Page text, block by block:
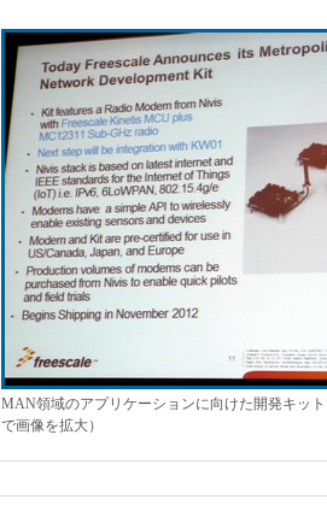
MAN領域のアプリケーションに向けた開発キッ
で画像を拡大）